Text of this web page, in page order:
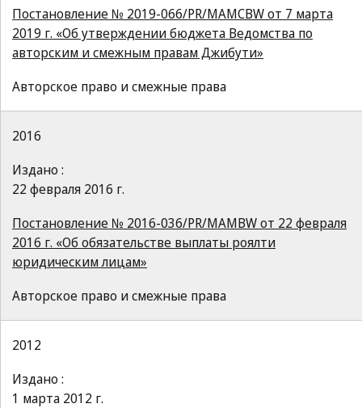
Постановление № 2019-066/PR/MAMCBW от 7 марта
2019 г. «Об утверждении бюджета Ведомства по
авторским и смежным правам Джибути»
Авторское право и смежные права
2016
Издано :
22 февраля 2016 г.
Постановление № 2016-036/PR/MAMBW от 22 февраля
2016 г. «Об обязательстве выплаты роялти
юридическим лицам»
Авторское право и смежные права
2012
Издано :
1 марта 2012 г.